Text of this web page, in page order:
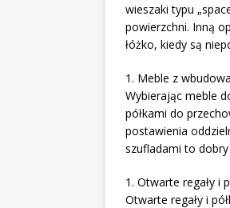
wieszaki typu
powierzchni. Inną
łóżko, kiedy są
1. Meble z
Wybierając meble
półkami do
postawienia
szufladami to
1. Otwarte regały i
Otwarte regały i